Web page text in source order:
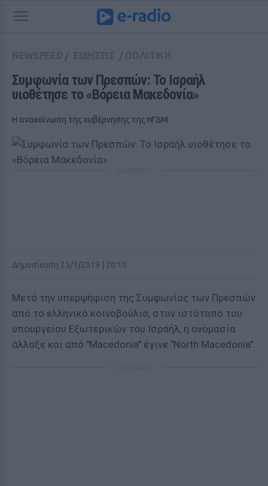
Συμφωνία των Πρεσπών: Το Ισραήλ
υιοθέτησε το «Βόρεια Μακεδονία»
Η ανακοίνωση της κυβέρνησης της πΓΔΜ
Δημοσίευση 25/1/2019 | 20:10
Μετά την υπερψήφιση της Συμφωνίας των Πρεσπών
από το ελληνικό κοινοβούλιο, στον ιστότοπο του
υπουργείου Εξωτερικών του Ισραήλ, η ονομασία
άλλαξε και από "Macedonia" έγινε "North Macedonia".